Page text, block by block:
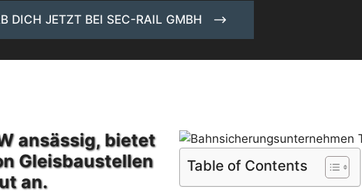
DICH JETZT BEI SEC-RAIL GMBH
ansässig, bietet
Gleisbaustellen
an.
Table of Contents